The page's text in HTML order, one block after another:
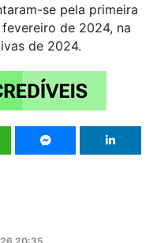
se pela primeira
de 2024, na
de 2024.